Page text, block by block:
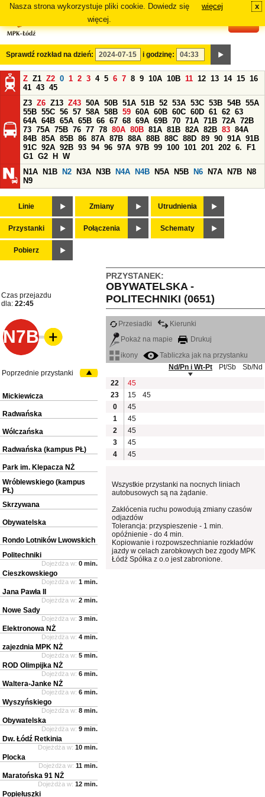
Nasza strona wykorzystuje pliki cookie. Dowiedz się
więcej.
więcej x
Sprawdź rozkład na dzień: i godzinę:
Z Z1 Z2 0 1 2 3 4 5 6 7 8 9 10A 10B 11 12 13 14 15 16
41 43 45
Z3 Z6 Z13 Z43 50A 50B 51A 51B 52 53A 53C 53B 54B 55A
55B 55C 56 57 58A 58B 59 60A 60B 60C 60D 61 62 63
64A 64B 65A 65B 66 67 68 69A 69B 70 71A 71B 72A 72B
73 75A 75B 76 77 78 80A 80B 81A 81B 82A 82B 83 84A
84B 85A 85B 86 87A 87B 88A 88B 88C 88D 89 90 91A 91B
91C 92A 92B 93 94 96 97A 97B 99 100 101 201 202 6.
F1
G1 G2 H
W
N1A
N1B N2 N3A N3B N4A N4B N5A N5B N6 N7A N7B
N8
N9
Linie Zmiany Utrudnienia
Przystanki Połączenia Schematy
Pobierz
PRZYSTANEK:
OBYWATELSKA -
POLITECHNIKI (0651)
Czas przejazdu
dla: 22:45
N7B
Przesiadki
Kierunki
Pokaż na mapie
Drukuj
ikony
Tabliczka jak na przystanku
Nd/Pn i Wt-Pt
Pt/Sb
Sb/Nd
22
45
23
15
45
0
45
1
45
2
45
3
45
4
45
Wszystkie przystanki na nocnych liniach
autobusowych są na żądanie.
Zakłócenia ruchu powodują zmiany czasów
odjazdów
Tolerancja: przyspieszenie - 1 min.
opóźnienie - do 4 min.
Kopiowanie i rozpowszechnianie rozkładów
jazdy w celach zarobkowych bez zgody MPK
Łódź Spółka z o.o jest zabronione.
Poprzednie przystanki
Mickiewicza
Radwańska
Wólczańska
Radwańska (kampus PŁ)
Park im. Klepacza NŻ
Wróblewskiego (kampus
PŁ)
Skrzywana
Obywatelska
Rondo Lotników Lwowskich
Politechniki
Dojeżdża w: 0 min.
Cieszkowskiego
Dojeżdża w: 1 min.
Jana Pawła II
Dojeżdża w: 2 min.
Nowe Sady
Dojeżdża w: 3 min.
Elektronowa NŻ
Dojeżdża w: 4 min.
zajezdnia MPK NŻ
Dojeżdża w: 5 min.
ROD Olimpijka NŻ
Dojeżdża w: 6 min.
Waltera-Janke NŻ
Dojeżdża w: 6 min.
Wyszyńskiego
Dojeżdża w: 8 min.
Obywatelska
Dojeżdża w: 9 min.
Dw. Łódź Retkinia
Dojeżdża w: 10 min.
Plocka
Dojeżdża w: 11 min.
Maratońska 91 NŻ
Dojeżdża w: 12 min.
Popiełuszki